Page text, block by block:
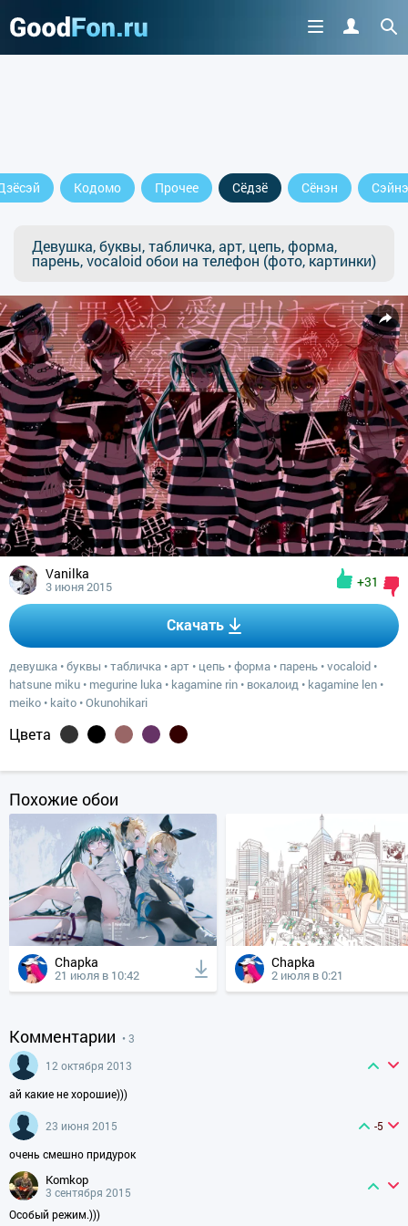
Кодомо Прочее Сёдзё Сёнэн
Девушка, буквы, табличка, арт, цепь, форма,
парень, vocaloid обои на телефон (фото, картинки)
Vanilka
3 июня 2015 +31
Скачать
девушка •буквы •табличка •арт • цепь •форма • парень •vocaloid •
hatsune miku • megurine luka • kagamine rin • вокалоид • kagamine len •
meiko • kaito •Okunohikari
Цвета
Похожие обои
Chapka
21 июля в 10:42
Chapka
2 июля в 0:21
Комментарии • 3
12 октября 2013
ай какие не хорошие)))
23 июня 2015
-5
очень смешно придурок
komkop
3 сентября 2015
Особый режим.)))